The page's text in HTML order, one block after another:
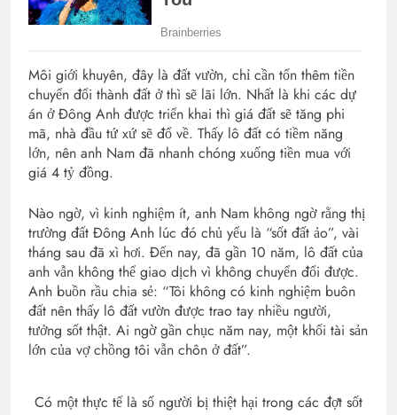
Môi giới khuyên, đây là đất vườn, chỉ cần tốn thêm tiền
chuyển đổi thành đất ở thì sẽ lãi lớn. Nhất là khi các dự
án ở Đông Anh được triển khai thì giá đất sẽ tăng phi
mã, nhà đầu tứ xứ sẽ đổ về. Thấy lô đất có tiềm năng
lớn, nên anh Nam đã nhanh chóng xuống tiền mua với
giá 4 tỷ đồng.
Nào ngờ, vì kinh nghiệm ít, anh Nam không ngờ rằng thị
trường đất Đông Anh lúc đó chủ yếu là “sốt đất ảo”, vài
tháng sau đã xì hơi. Đến nay, đã gần 10 năm, lô đất của
anh vẫn không thể giao dịch vì không chuyển đổi được.
Anh buồn rầu chia sẻ: “Tôi không có kinh nghiệm buôn
đất nên thấy lô đất vườn được trao tay nhiều người,
tưởng sốt thật. Ai ngờ gần chục năm nay, một khối tài sản
lớn của vợ chồng tôi vẫn chôn ở đất”.
Có một thực tế là số người bị thiệt hại trong các đợt sốt